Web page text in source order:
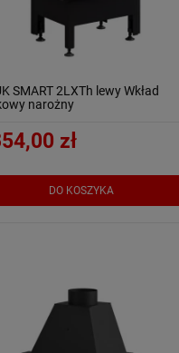
SMART 2LXTh lewy Wkład
narożny
zł
DO KOSZYKA